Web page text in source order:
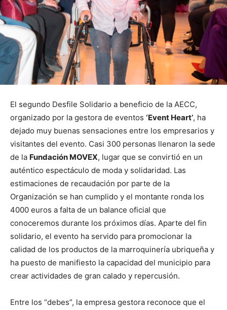
El segundo Desfile Solidario a beneficio de la AECC,
organizado por la gestora de eventos ‘Event Heart’, ha
dejado muy buenas sensaciones entre los empresarios y
visitantes del evento. Casi 300 personas llenaron la sede
de la Fundación MOVEX, lugar que se convirtió en un
auténtico espectáculo de moda y solidaridad. Las
estimaciones de recaudación por parte de la
Organización se han cumplido y el montante ronda los
4000 euros a falta de un balance oficial que
conoceremos durante los próximos días. Aparte del fin
solidario, el evento ha servido para promocionar la
calidad de los productos de la marroquinería ubriqueña y
ha puesto de manifiesto la capacidad del municipio para
crear actividades de gran calado y repercusión.
Entre los “debes”, la empresa gestora reconoce que el